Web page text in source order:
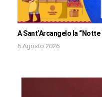
A Sant’Arcangelo la
6 Agosto 2026